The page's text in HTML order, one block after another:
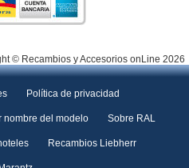
© Recambios y Accesorios onLine 2026
Política de privacidad
nombre del modelo Sobre RAL
Recambios Liebherr